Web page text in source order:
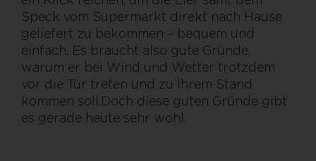
Speck vom Supermarkt direkt nach Hause
geliefert zu bekommen – bequem und
einfach. Es braucht also gute Gründe,
warum er bei Wind und Wetter trotzdem
vor die Tür treten und zu Ihrem Stand
kommen soll.Doch diese guten Gründe gibt
es gerade heute sehr wohl.